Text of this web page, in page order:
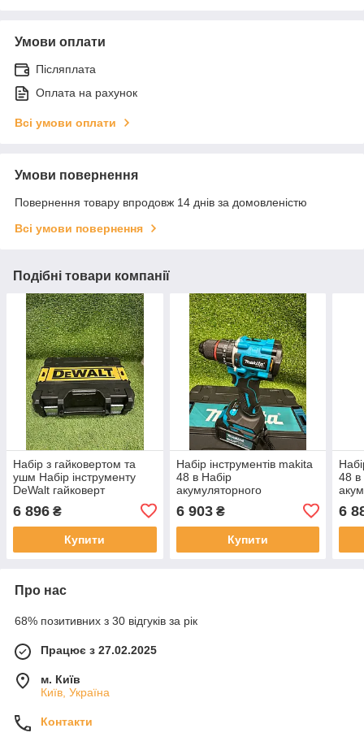
Умови оплати
Післяплата
Оплата на рахунок
Всі умови оплати
Умови повернення
Повернення товару впродовж 14 днів за домовленістю
Всі умови повернення
Подібні товари компанії
Набір з гайковертом та
ушм Набір інструменту
DeWalt гайковерт
DCG405P2 48 В з двома
АКБ 6 А·год і зарядним
6 896 ₴
Купити
Набір інструментів makita
48 в Набір
акумуляторного
DTW485 та DTW800 48 В
з шуруповертом,
гайковертом і двома
6 903₴
Купити
48 в
48 В
6
Про нас
68% позитивних з 30 відгуків за рік
Працює з 27.02.2025
м. Київ
Київ, Україна
Контакти